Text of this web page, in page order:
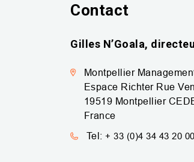
Contact
Gilles N’Goala,
Montpellier
Espace Richter Rue
19519 Montpellier
France
Tel: + 33 (0)4 34 43 20 00